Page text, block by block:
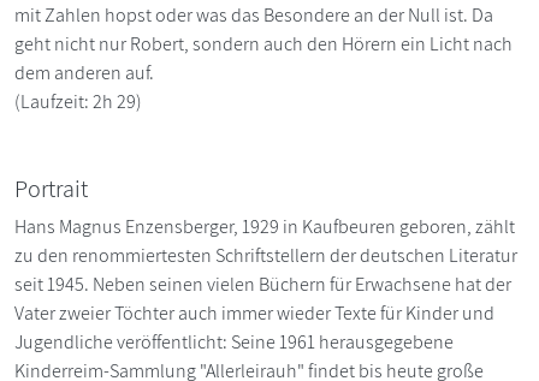
mit Zahlen hopst oder was das Besondere an der Null ist. Da
geht nicht nur Robert, sondern auch den Hörern ein Licht nach
dem anderen auf.
(Laufzeit: 2h 29)
Portrait
Hans Magnus Enzensberger, 1929 in Kaufbeuren geboren, zählt
zu den renommiertesten Schriftstellern der deutschen Literatur
seit 1945. Neben seinen vielen Büchern für Erwachsene hat der
Vater zweier Töchter auch immer wieder Texte für Kinder und
Jugendliche veröffentlicht: Seine 1961 herausgegebene
Kinderreim-Sammlung "Allerleirauh" findet bis heute große